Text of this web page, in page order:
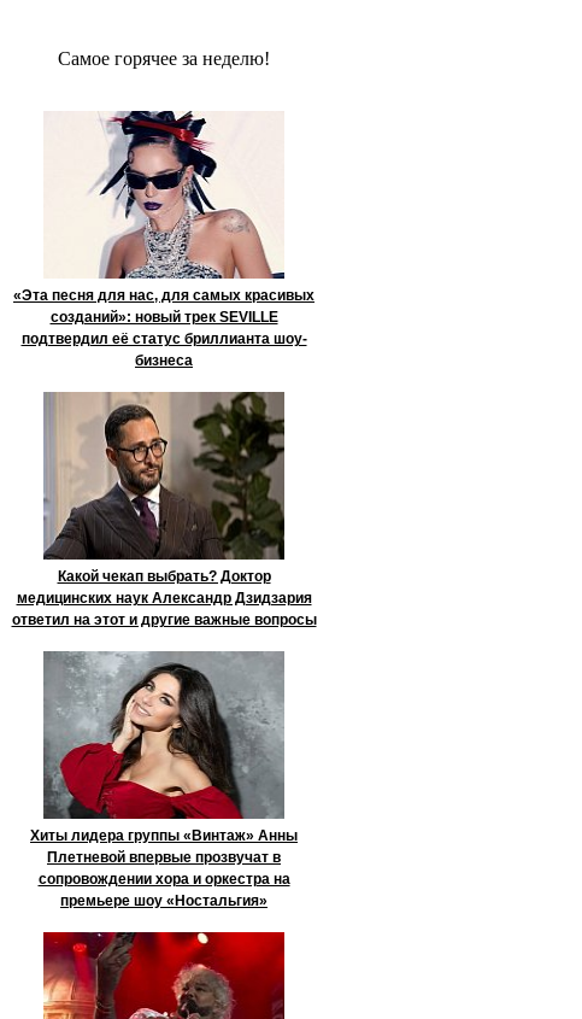
Сaмое гoрячее за неделю!
«Эта песня для нас, для самых красивых
созданий»: новый трек SEVILLE
подтвердил её статус бриллианта шоу-
бизнеса
Какой чекап выбрать? Доктор
медицинских наук Александр Дзидзария
ответил на этот и другие важные вопросы
Хиты лидера группы «Винтаж» Анны
Плетневой впервые прозвучат в
сопровождении хора и оркестра на
премьере шоу «Ностальгия»